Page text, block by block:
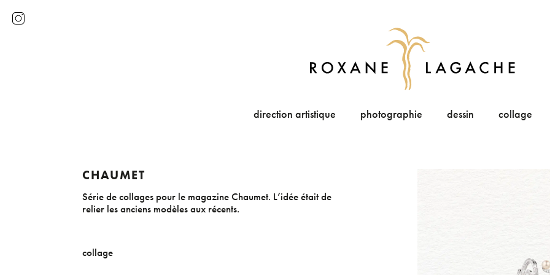
direction artistique photographie dessin collage
CHAUMET
Série de collages pour le magazine Chaumet. L’idée était de
relier les anciens modèles aux récents.
collage